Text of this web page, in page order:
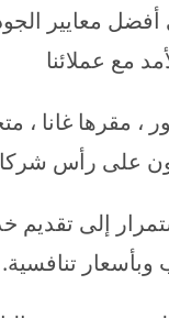
معايير
مع عملائنا
، مقرها غانا ،
على رأس
إلى تقديم
تنافسية.